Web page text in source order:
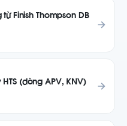
Finish Thompson DB
(dòng APV, KNV)